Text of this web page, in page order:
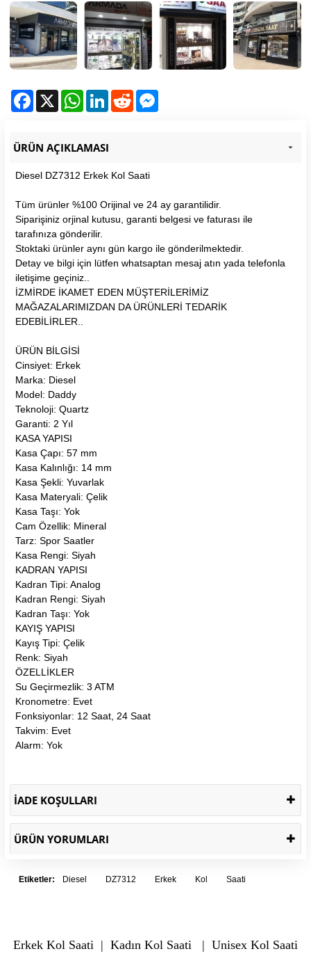
Facebook
X WhatsAppLinkedInReddit
ÜRÜN AÇIKLAMASI
Diesel DZ7312 Erkek Kol Saati
Tüm ürünler %100 Orijinal ve 24 ay garantilidir.
Siparişiniz orjinal kutusu, garanti belgesi ve faturası ile
tarafınıza gönderilir.
Stoktaki ürünler aynı gün kargo ile gönderilmektedir.
Detay ve bilgi için lütfen whatsaptan mesaj atın yada telefonla
iletişime geçiniz..
İZMİRDE İKAMET EDEN MÜŞTERİLERİMİZ
MAĞAZALARIMIZDAN DA ÜRÜNLERİ TEDARİK
EDEBİLİRLER..
ÜRÜN BİLGİSİ
Cinsiyet: Erkek
Marka: Diesel
Model: Daddy
Teknoloji: Quartz
Garanti: 2 Yıl
KASA YAPISI
Kasa Çapı: 57 mm
Kasa Kalınlığı: 14 mm
Kasa Şekli: Yuvarlak
Kasa Materyali: Çelik
Kasa Taşı: Yok
Cam Özellik: Mineral
Tarz: Spor Saatler
Kasa Rengi: Siyah
KADRAN YAPISI
Kadran Tipi: Analog
Kadran Rengi: Siyah
Kadran Taşı: Yok
KAYIŞ YAPISI
Kayış Tipi: Çelik
Renk: Siyah
ÖZELLİKLER
Su Geçirmezlik: 3 ATM
Kronometre: Evet
Fonksiyonlar: 12 Saat, 24 Saat
Takvim: Evet
Alarm: Yok
İADE KOŞULLARI
ÜRÜN YORUMLARI
Etiketler: Diesel DZ7312 Erkek Kol Saati
Erkek Kol Saati | Kadın Kol Saati | Unisex Kol Saati